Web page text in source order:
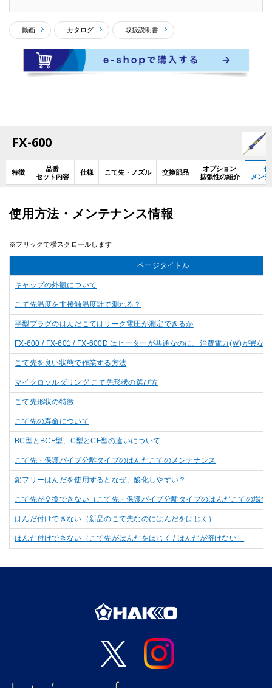
動画 カタログ 取扱説明書
FX-600
特徴
品番
セット内容
仕様 こて先・ノズル 交換部品
オプション
拡張性の紹介
使
メン
使用方法・メンテナンス情報
ページタイトル
キャップの外観について
こて先温度を非接触温度計で測れる？
平型プラグのはんだこてはリーク電圧が測定できるか
FX-600 / FX-601 / FX-600D はヒーターが共通なのに、消費電力(Ｗ)が異な
こて先を良い状態で作業する方法
マイクロソルダリング こて先形状の選び方
こて先形状の特徴
こて先の寿命について
BC型とBCF型、C型とCF型の違いについて
こて先・保護パイプ分離タイプのはんだこてのメンテナンス
鉛フリーはんだを使用するとなぜ、酸化しやすい？
こて先が交換できない（こて先・保護パイプ分離タイプのはんだこての場合
はんだ付けできない（新品のこて先なのにはんだをはじく）
はんだ付けできない（こて先がはんだをはじく / はんだが溶けない）